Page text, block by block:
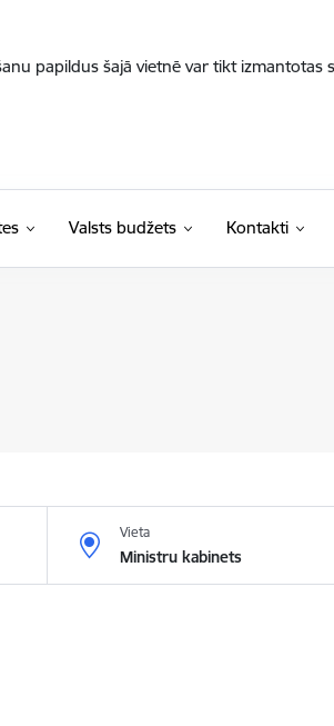
papildus šajā vietnē var tikt izmantotas
Valsts budžets Kontakti
Vieta
Ministru kabinets